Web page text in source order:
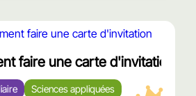
faire une carte d'invitation
Sciences appliquées